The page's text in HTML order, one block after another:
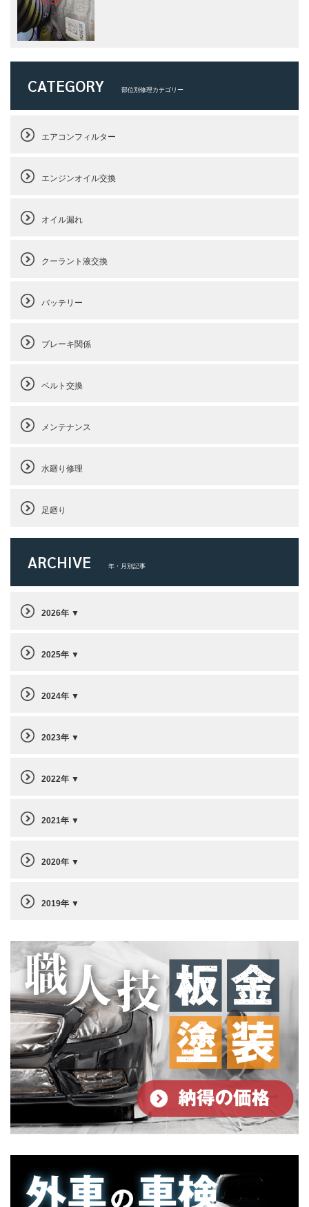
CATEGORY 部位別修理カテゴリー
エアコンフィルター
エンジンオイル交換
オイル漏れ
クーラント液交換
バッテリー
ブレーキ関係
ベルト交換
メンテナンス
水廻り修理
足廻り
ARCHIVE 年・月別記事
2026年
2025年
2024年
2023年
2022年
2021年
2020年
2019年